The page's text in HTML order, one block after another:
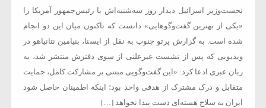
نخست‌وزیر اسرائیل دیدار روز سه‌شنبه‌اش با رئیس‌جمهور آمریکا را
«یکی از بهترین گفت‌وگوهایی» دانست که تاکنون میان این دو انجام
شده است. به گزارش پرتو جنوب به نقل از ایسنا، بنیامین نتانیاهو در
ویدیویی که پس از نشست غیرعلنی از سوی دفترش منتشر شد، به
زبان عبری ادعا کرد: «این گفت‌وگویی مبتنی بر مشارکت کامل، حمایت
متقابل و درک مشترک از هدفی واحد بود؛ اینکه اطمینان حاصل شود
ایران به سلاح هسته‌ای دست پیدا نخواهد […]